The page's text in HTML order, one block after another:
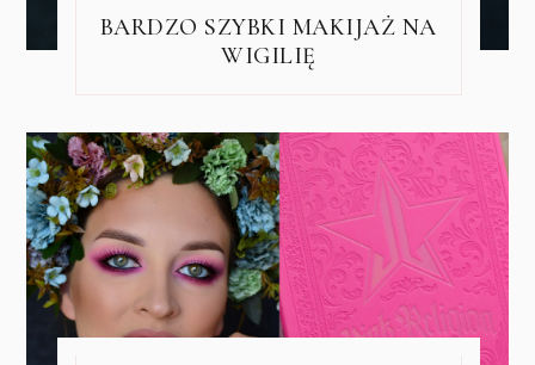
BARDZO SZYBKI MAKIJAŻ NA
WIGILIĘ